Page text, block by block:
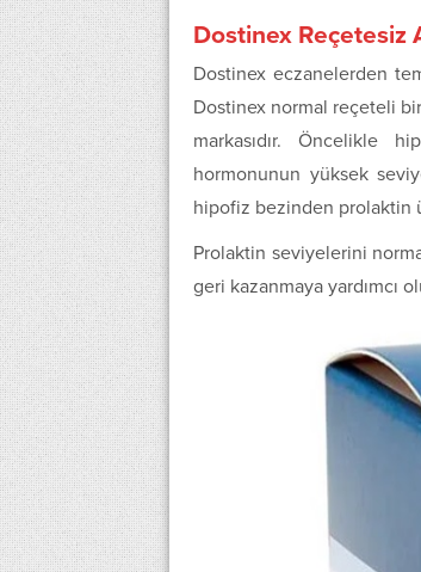
Dostinex Reçetesiz
Dostinex eczanelerden
Dostinex normal reçeteli
markasıdır. Öncelikle
hormonunun yüksek
hipofiz bezinden prolaktin
Prolaktin seviyelerini
geri kazanmaya yardımcı